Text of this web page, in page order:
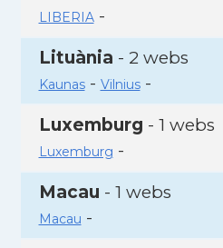
LIBERIA-
Lituània - 2 webs
Kaunas- Vilnius-
Luxemburg - 1 webs
Luxemburg -
Macau - 1 webs
Macau -